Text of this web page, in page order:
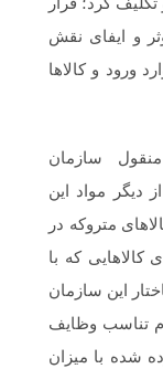
و ایفای نقش
ورود و کالاها
سازمان
دیگر مواد این
متروکه در
کالاهایی که با
این سازمان
تناسب وظایف
شده با میزان